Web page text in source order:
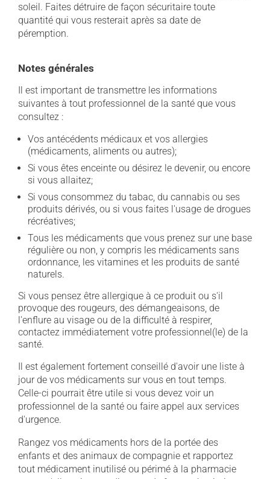
soleil. Faites détruire de façon sécuritaire toute
quantité qui vous resterait après sa date de
péremption.
Notes générales
Il est important de transmettre les informations
suivantes à tout professionnel de la santé que vous
consultez :
Vos antécédents médicaux et vos allergies
(médicaments, aliments ou autres);
Si vous êtes enceinte ou désirez le devenir, ou encore
si vous allaitez;
Si vous consommez du tabac, du cannabis ou ses
produits dérivés, ou si vous faites l'usage de drogues
récréatives;
Tous les médicaments que vous prenez sur une base
régulière ou non, y compris les médicaments sans
ordonnance, les vitamines et les produits de santé
naturels.
Si vous pensez être allergique à ce produit ou s'il
provoque des rougeurs, des démangeaisons, de
l'enflure au visage ou de la difficulté à respirer,
contactez immédiatement votre professionnel(le) de la
santé.
Il est également fortement conseillé d'avoir une liste à
jour de vos médicaments sur vous en tout temps.
Celle-ci pourrait être utile si vous devez voir un
professionnel de la santé ou faire appel aux services
d'urgence.
Rangez vos médicaments hors de la portée des
enfants et des animaux de compagnie et rapportez
tout médicament inutilisé ou périmé à la pharmacie